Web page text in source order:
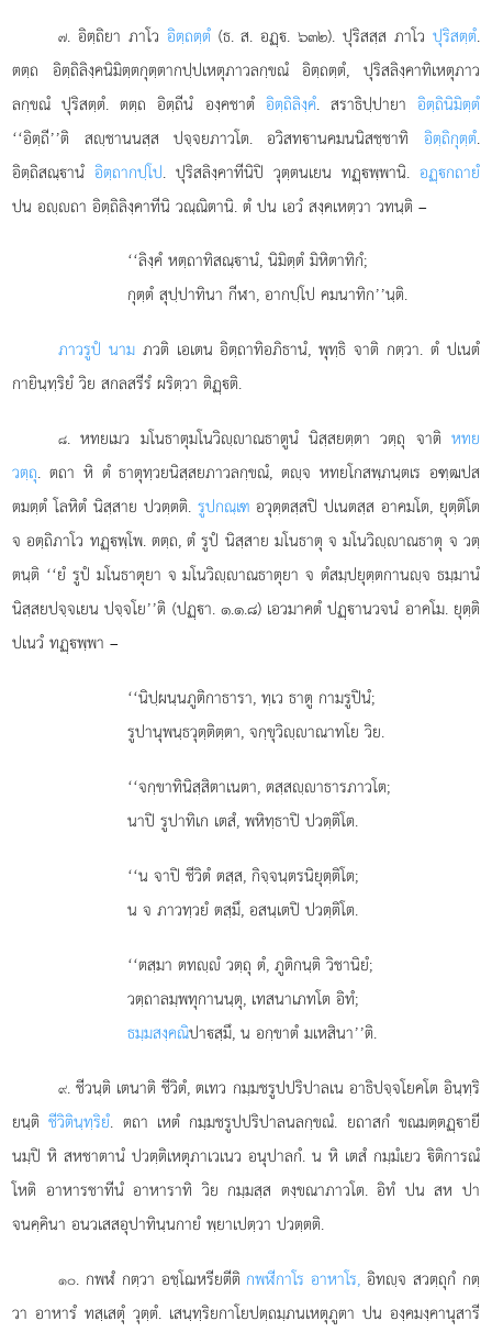
๗. อิตฺถิยา ภาโว อิตฺถตฺตํ(ธ. ส. อฏฺ. ๖๓๒). ปุริสสฺส ภาโว ปุริสตฺตํ.
ตตฺถ อิตฺถิลิงฺคนิมิตฺตกุตฺตากปฺปเหตุภาวลกฺขณํ อิตฺถตฺตํ, ปุริสลิงฺคาทิเหตุภาว
ลกฺขณํ ปุริสตฺตํ. ตตฺถ อิตฺถีนํ องฺคชาตํ อิตฺถิลิงฺคํ. สราธิปฺปายา อิตฺถินิมิตฺตํ
‘‘อิตฺถี’’ติ สฺชานนสฺส ปจฺจยภาวโต. อวิสทานคมนนิสชฺชาทิ อิตฺถิกุตฺตํ.
อิตฺถิสณฺานํอิตฺถากปฺโป. ปุริสลิงฺคาทีนิปิ วุตฺตนเยน ทฏฺพฺพานิ. อฏฺกถายํ
ปน อฺถา อิตฺถิลิงฺคาทีนิ วณฺณิตานิ. ตํ ปน เอวํ สงฺคเหตฺวา วทนฺติ –
‘‘ลิงฺคํ หตฺถาทิสณฺานํ, นิมิตฺตํ มิหิตาทิกํ;
กุตฺตํ สุปฺปาทินา กีฬา, อากปฺโป คมนาทิก’’นฺติ.
ภาวรูปํ นามภวติ เอเตน อิตฺถาทิอภิธานํ, พุทฺธิ จาติ กตฺวา. ตํ ปเนตํ
กายินฺทฺริยํ วิย สกลสรีรํ ผริตฺวา ติฏฺติ.
๘. หทยเมว มโนธาตุมโนวิฺาณธาตูนํ นิสฺสยตฺตา วตฺถุ จาติ หทย
วตฺถุ. ตถา หิ ตํ ธาตุทฺวยนิสฺสยภาวลกฺขณํ, ตฺจ หทยโกสพฺภนฺตเร อฑฺฒปส
ตมตฺตํ โลหิตํ นิสฺสาย ปวตฺตติ. รูปกณฺเฑ อวุตฺตสฺสปิ ปเนตสฺส อาคมโต, ยุตฺติโต
จ อตฺถิภาโว ทฏฺพฺโพ. ตตฺถ, ตํ รูปํ นิสฺสาย มโนธาตุ จ มโนวิฺาณธาตุ จ วตฺ
ตนฺติ ‘‘ยํ รูปํ มโนธาตุยา จ มโนวิฺาณธาตุยา จ ตํสมฺปยุตฺตกานฺจ ธมฺมานํ
นิสฺสยปจฺจเยน ปจฺจโย’’ติ (ปฏฺา. ๑.๑.๘) เอวมาคตํ ปฏฺานวจนํ อาคโม. ยุตฺติ
ปเนวํ ทฏฺพฺพา –
‘‘นิปฺผนฺนภูติกาธารา, ทฺเว ธาตู กามรูปินํ;
รูปานุพนฺธวุตฺติตฺตา, จกฺขุวิฺาณาทโย วิย.
‘‘จกฺขาทินิสฺสิตาเนตา, ตสฺสฺาธารภาวโต;
นาปิ รูปาทิเก เตสํ, พหิทฺธาปิ ปวตฺติโต.
‘‘น จาปิ ชีวิตํ ตสฺส, กิจฺจนฺตรนิยุตฺติโต;
น จ ภาวทฺวยํ ตสฺมึ, อสนฺเตปิ ปวตฺติโต.
‘‘ตสฺมา ตทฺํ วตฺถุ ตํ, ภูติกนฺติ วิชานิยํ;
วตฺถาลมฺพทุกานนฺตุ, เทสนาเภทโต อิทํ;
ธมฺมสงฺคณิปาสฺมึ, น อกฺขาตํ มเหสินา’’ติ.
๙. ชีวนฺติ เตนาติ ชีวิตํ, ตเทว กมฺมชรูปปริปาลเน อาธิปจฺจโยคโต อินฺทฺริ
ยนฺติชีวิตินฺทฺริยํ. ตถา เหตํ กมฺมชรูปปริปาลนลกฺขณํ. ยถาสกํ ขณมตฺตฏฺายี
นมฺปิ หิ สหชาตานํปวตฺติเหตุภาเวเนว อนุปาลกํ. น หิ เตสํ กมฺมํเยว ิติการณํ
โหติ อาหารชาทีนํ อาหาราทิ วิย กมฺมสฺส ตงฺขณาภาวโต. อิทํ ปน สห ปา
จนคฺคินา อนวเสสอุปาทินฺนกายํ พฺยาเปตฺวา ปวตฺตติ.
๑๐. กพฬํ กตฺวา อชฺโฌหรียตีติ กพฬีกาโร อาหาโร, อิทฺจ สวตฺถุกํ กตฺ
วา อาหารํ ทสฺเสตุํ วุตฺตํ. เสนฺทฺริยกาโยปตฺถมฺภนเหตุภูตา ปน องฺคมงฺคานุสารี